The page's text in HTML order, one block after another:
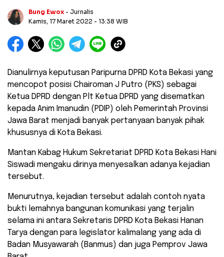
Bung Ewox - Jurnalis
Kamis, 17 Maret 2022 - 13:38 WIB
Dianulirnya keputusan Paripurna DPRD Kota Bekasi yang
mencopot posisi Chairoman J Putro (PKS) sebagai
Ketua DPRD dengan Plt Ketua DPRD yang disematkan
kepada Anim Imanudin (PDIP) oleh Pemerintah Provinsi
Jawa Barat menjadi banyak pertanyaan banyak pihak
khususnya di Kota Bekasi.
Mantan Kabag Hukum Sekretariat DPRD Kota Bekasi Hani
Siswadi mengaku dirinya menyesalkan adanya kejadian
tersebut.
Menurutnya, kejadian tersebut adalah contoh nyata
bukti lemahnya bangunan komunikasi yang terjalin
selama ini antara Sekretaris DPRD Kota Bekasi Hanan
Tarya dengan para legislator kalimalang yang ada di
Badan Musyawarah (Banmus) dan juga Pemprov Jawa